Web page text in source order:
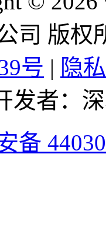
司 版权
号 | 隐
发者：
备